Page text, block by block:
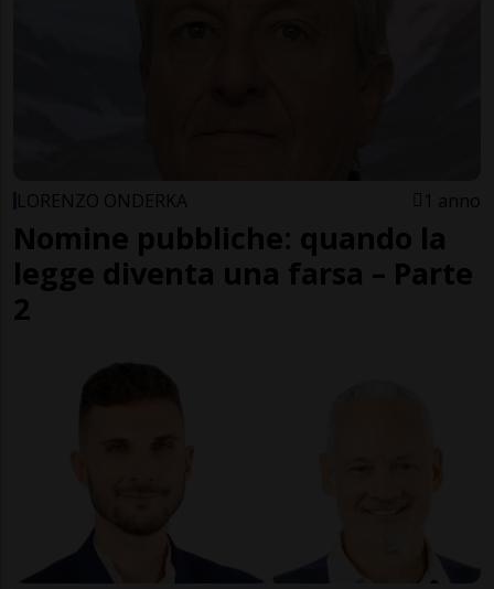
LORENZO ONDERKA 1 anno
Nomine pubbliche: quando la
legge diventa una farsa – Parte
2